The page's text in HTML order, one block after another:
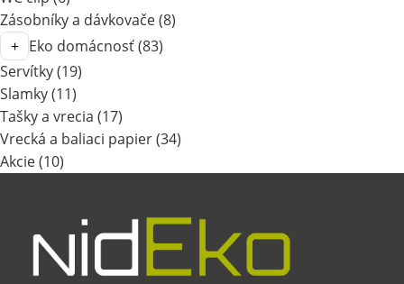
Zásobníky a dávkovače(8)
Eko domácnosť(83)
Servítky(19)
Slamky(11)
Tašky a vrecia (17)
Vrecká a baliaci papier(34)
Akcie(10)